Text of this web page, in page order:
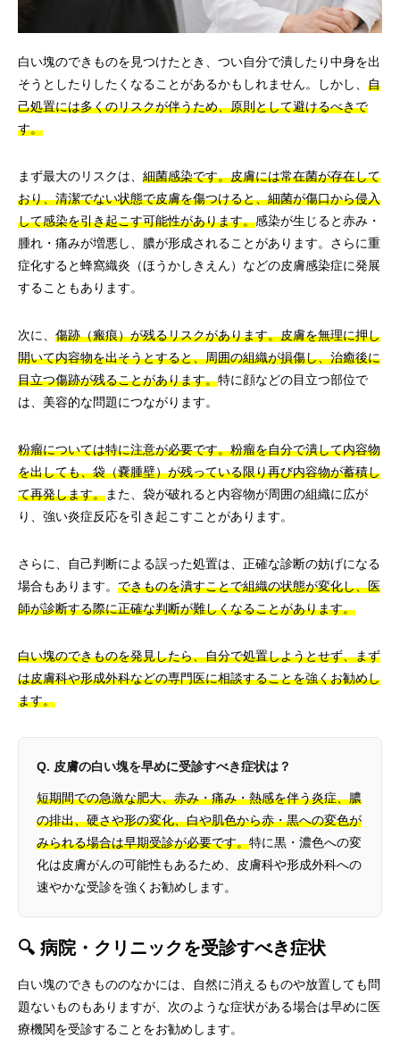
白い塊のできものを見つけたとき、つい自分で潰したり中身を出
そうとしたりしたくなることがあるかもしれません。しかし、 自
己処置には多くのリスクが伴うため、原則として避けるべきで
す。
まず最大のリスクは、 細菌感染です。皮膚には常在菌が存在して
おり、清潔でない状態で皮膚を傷つけると、細菌が傷口から侵入
して感染を引き起こす可能性があります。感染が生じると赤み・
腫れ・痛みが増悪し、膿が形成されることがあります。さらに重
症化すると蜂窩織炎（ほうかしきえん）などの皮膚感染症に発展
することもあります。
次に、 傷跡（瘢痕）が残るリスクがあります。皮膚を無理に押し
開いて内容物を出そうとすると、周囲の組織が損傷し、治癒後に
目立つ傷跡が残ることがあります。特に顔などの目立つ部位で
は、美容的な問題につながります。
粉瘤については特に注意が必要です。粉瘤を自分で潰して内容物
を出しても、袋（嚢腫壁）が残っている限り再び内容物が蓄積し
て再発します。また、袋が破れると内容物が周囲の組織に広が
り、強い炎症反応を引き起こすことがあります。
さらに、自己判断による誤った処置は、正確な診断の妨げになる
場合もあります。 できものを潰すことで組織の状態が変化し、医
師が診断する際に正確な判断が難しくなることがあります。
白い塊のできものを発見したら、自分で処置しようとせず、まず
は皮膚科や形成外科などの専門医に相談することを強くお勧めし
ます。
Q. 皮膚の白い塊を早めに受診すべき症状は？
短期間での急激な肥大、赤み・痛み・熱感を伴う炎症、膿
の排出、硬さや形の変化、白や肌色から赤・黒への変色が
みられる場合は早期受診が必要です。特に黒・濃色への変
化は皮膚がんの可能性もあるため、皮膚科や形成外科への
速やかな受診を強くお勧めします。
🔍 病院・クリニックを受診すべき症状
白い塊のできもののなかには、自然に消えるものや放置しても問
題ないものもありますが、次のような症状がある場合は早めに医
療機関を受診することをお勧めします。